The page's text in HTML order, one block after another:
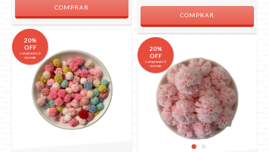
COMPRAR
20%
OFF
comprando 2
ou mais
20%
OFF
comprando 2
ou mais